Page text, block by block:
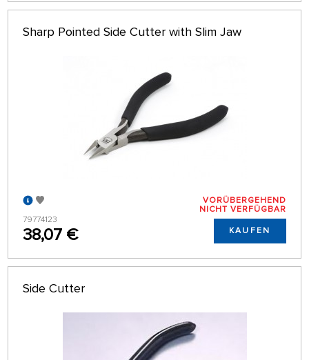
Sharp Pointed Side Cutter with Slim Jaw
79774123
38,07 €
VORÜBERGEHEND
NICHT VERFÜGBAR
KAUFEN
Side Cutter